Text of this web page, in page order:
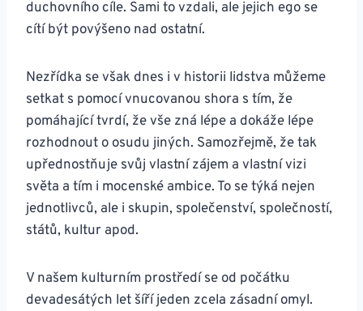
duchovního cíle. Sami to vzdali, ale jejich ego se
cítí být povýšeno nad ostatní.
Nezřídka se však dnes i v historii lidstva můžeme
setkat s pomocí vnucovanou shora s tím, že
pomáhající tvrdí, že vše zná lépe a dokáže lépe
rozhodnout o osudu jiných. Samozřejmě, že tak
upřednostňuje svůj vlastní zájem a vlastní vizi
světa a tím i mocenské ambice. To se týká nejen
jednotlivců, ale i skupin, společenství, společností,
států, kultur apod.
V našem kulturním prostředí se od počátku
devadesátých let šíří jeden zcela zásadní omyl.